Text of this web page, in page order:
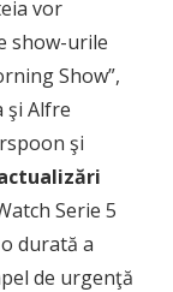
vor
show-urile
Show”,
şi Alfre
şi
Serie 5
durată a
de urgenţă